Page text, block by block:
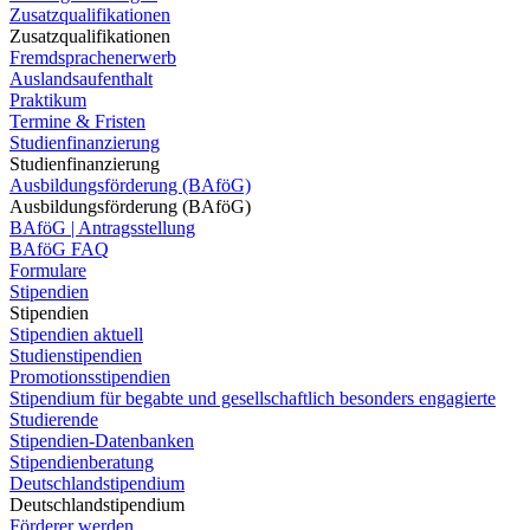
Zusatzqualifikationen
Zusatzqualifikationen
Fremdsprachenerwerb
Auslandsaufenthalt
Praktikum
Termine & Fristen
Studienfinanzierung
Studienfinanzierung
Ausbildungsförderung (BAföG)
Ausbildungsförderung (BAföG)
BAföG | Antragsstellung
BAföG FAQ
Formulare
Stipendien
Stipendien
Stipendien aktuell
Studienstipendien
Promotionsstipendien
Stipendium für begabte und gesellschaftlich besonders engagierte
Studierende
Stipendien-Datenbanken
Stipendienberatung
Deutschlandstipendium
Deutschlandstipendium
Förderer werden